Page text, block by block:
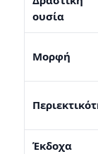
ουσία
Μορφή
Έκδοχα